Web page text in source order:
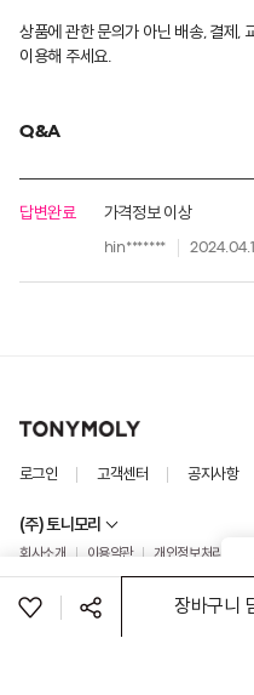
장바구니
상품에 관한 문의가 아닌 배송, 결제,
이용해 주세요.
Q&A
답변완료 가격정보 이상
hin*******
로그인 고객센터 공지사항
(주) 토니모리
회사소개 이용약관 개인정보처리방침
(주)나이스페이 구매안전서비스
가맹점&
ⓒ TONYMOLY. ALL RIGHTS